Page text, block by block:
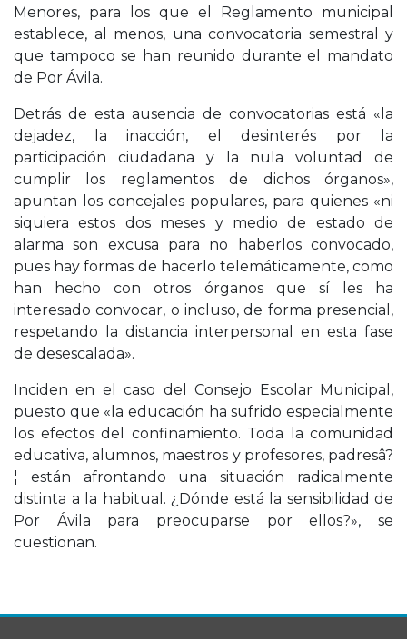
Menores, para los que el Reglamento municipal
establece, al menos, una convocatoria semestral y
que tampoco se han reunido durante el mandato
de Por Ávila.
Detrás de esta ausencia de convocatorias está «la
dejadez, la inacción, el desinterés por la
participación ciudadana y la nula voluntad de
cumplir los reglamentos de dichos órganos»,
apuntan los concejales populares, para quienes «ni
siquiera estos dos meses y medio de estado de
alarma son excusa para no haberlos convocado,
pues hay formas de hacerlo telemáticamente, como
han hecho con otros órganos que sí les ha
interesado convocar, o incluso, de forma presencial,
respetando la distancia interpersonal en esta fase
de desescalada».
Inciden en el caso del Consejo Escolar Municipal,
puesto que «la educación ha sufrido especialmente
los efectos del confinamiento. Toda la comunidad
educativa, alumnos, maestros y profesores, padresâ?
¦ están afrontando una situación radicalmente
distinta a la habitual. ¿Dónde está la sensibilidad de
Por Ávila para preocuparse por ellos?», se
cuestionan.